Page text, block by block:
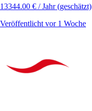
13344.00 € / Jahr (geschätzt)
Veröffentlicht vor 1 Woche